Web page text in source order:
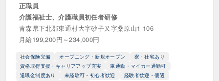
自立援助センター
高齢者マンション (シニア向け分譲マンション)
障がい福祉サービス
児童発達支援 同行援護
正職員
介護福祉士、介護職員初任者研修
青森県下北郡東通村大字砂子又字桑原山1-106
月給199,200円～234,000円
社会保険完備 オープニング・新規オープン
寮・社宅あり
資格取得支援・キャリアアップ充実
車通勤・マイカー通勤可
退職金制度あり
未経験可・初心者歓迎
経験者歓迎・優遇